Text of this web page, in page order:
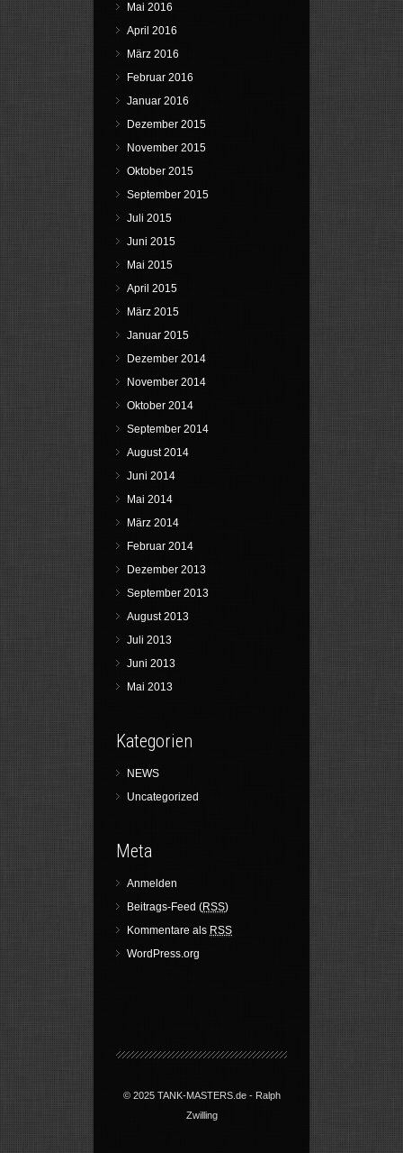
Mai 2016
April 2016
März 2016
Februar 2016
Januar 2016
Dezember 2015
November 2015
Oktober 2015
September 2015
Juli 2015
Juni 2015
Mai 2015
April 2015
März 2015
Januar 2015
Dezember 2014
November 2014
Oktober 2014
September 2014
August 2014
Juni 2014
Mai 2014
März 2014
Februar 2014
Dezember 2013
September 2013
August 2013
Juli 2013
Juni 2013
Mai 2013
Kategorien
NEWS
Uncategorized
Meta
Anmelden
Beitrags-Feed (RSS)
Kommentare als RSS
WordPress.org
© 2025 TANK-MASTERS.de - Ralph
Zwilling